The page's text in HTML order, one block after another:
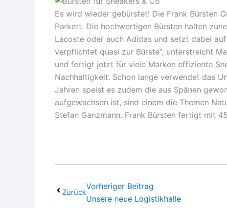
Es wird wieder gebürstet! Die Frank Bürsten
Parkett. Die hochwertigen Bürsten halten
Lacoste oder auch Adidas und setzt dabei
verpflichtet quasi zur Bürste“, unterstreicht
und fertigt jetzt für viele Marken effiziente
Nachhaltigkeit. Schon lange verwendet das
Jahren speist es zudem die aus Spänen
aufgewachsen ist, sind einem die Themen
Stefan Ganzmann. Frank Bürsten fertigt mit
Zurück
Vorheriger Beitrag
Unsere neue Logistikhalle